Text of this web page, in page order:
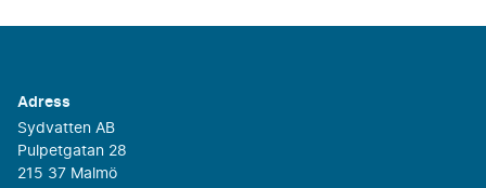
Adress
Sydvatten AB
Pulpetgatan 28
215 37 Malmö